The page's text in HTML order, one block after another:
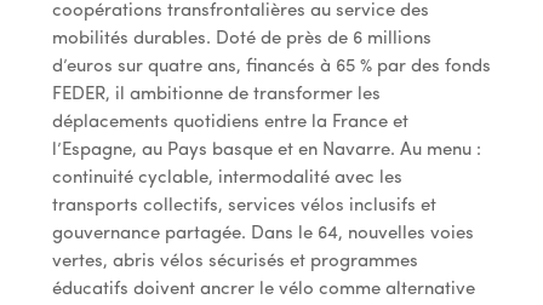
coopérations transfrontalières au service des
mobilités durables. Doté de près de 6 millions
d’euros sur quatre ans, financés à 65 % par des fonds
FEDER, il ambitionne de transformer les
déplacements quotidiens entre la France et
l’Espagne, au Pays basque et en Navarre. Au menu :
continuité cyclable, intermodalité avec les
transports collectifs, services vélos inclusifs et
gouvernance partagée. Dans le 64, nouvelles voies
vertes, abris vélos sécurisés et programmes
éducatifs doivent ancrer le vélo comme alternative